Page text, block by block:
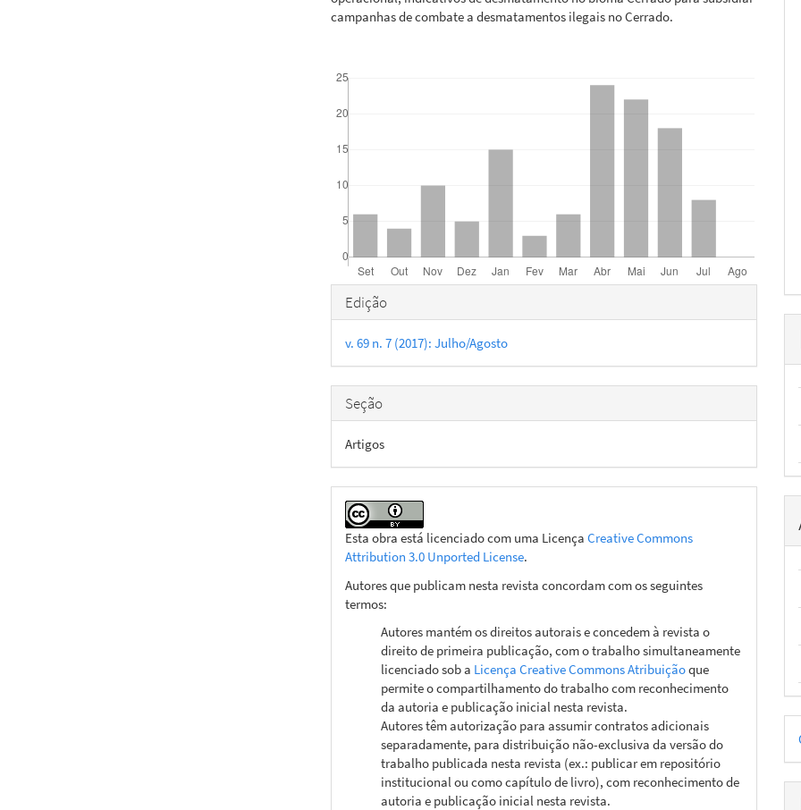
campanhas de combate a desmatamentos ilegais no Cerrado.
Detalhes
do
artigo
Edição
v. 69 n. 7 (2017): Julho/Agosto
Seção
Artigos
Esta obra está licenciado com uma LicençaCreative Commons
Attribution 3.0 Unported License.
Autores que publicam nesta revista concordam com os seguintes
termos:
Autores mantém os direitos autorais e concedem à revista o
direito de primeira publicação, com o trabalho simultaneamente
licenciado sob a Licença Creative Commons Atribuiçãoque
permite o compartilhamento do trabalho com reconhecimento
da autoria e publicação inicial nesta revista.
Autores têm autorização para assumir contratos adicionais
separadamente, para distribuição não-exclusiva da versão do
trabalho publicada nesta revista (ex.: publicar em repositório
institucional ou como capítulo de livro), com reconhecimento de
autoria e publicação inicial nesta revista.